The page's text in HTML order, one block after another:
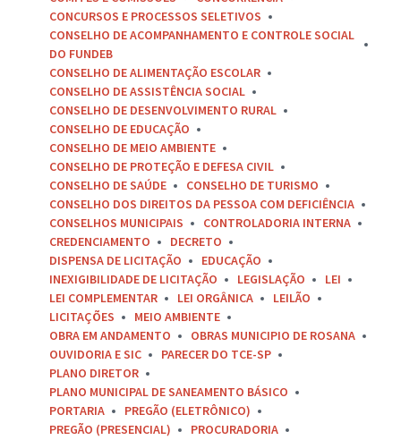
CONCURSOS E PROCESSOS SELETIVOS
CONSELHO DE ACOMPANHAMENTO E CONTROLE SOCIAL
DO FUNDEB
CONSELHO DE ALIMENTAÇÃO ESCOLAR
CONSELHO DE ASSISTÊNCIA SOCIAL
CONSELHO DE DESENVOLVIMENTO RURAL
CONSELHO DE EDUCAÇÃO
CONSELHO DE MEIO AMBIENTE
CONSELHO DE PROTEÇÃO E DEFESA CIVIL
CONSELHO DE SAÚDE
CONSELHO DE TURISMO
CONSELHO DOS DIREITOS DA PESSOA COM DEFICIÊNCIA
CONSELHOS MUNICIPAIS
CONTROLADORIA INTERNA
CREDENCIAMENTO
DECRETO
DISPENSA DE LICITAÇÃO
EDUCAÇÃO
INEXIGIBILIDADE DE LICITAÇÃO
LEGISLAÇÃO
LEI
LEI COMPLEMENTAR
LEI ORGÂNICA
LEILÃO
LICITAÇÕES
MEIO AMBIENTE
OBRA EM ANDAMENTO
OBRAS MUNICIPIO DE ROSANA
OUVIDORIA E SIC
PARECER DO TCE-SP
PLANO DIRETOR
PLANO MUNICIPAL DE SANEAMENTO BÁSICO
PORTARIA
PREGÃO (ELETRÔNICO)
PREGÃO (PRESENCIAL)
PROCURADORIA